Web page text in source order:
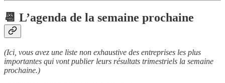
📆 L’agenda de la semaine prochaine
(Ici, vous avez une liste non exhaustive des entreprises les plus
importantes qui vont publier leurs résultats trimestriels la semaine
prochaine.)